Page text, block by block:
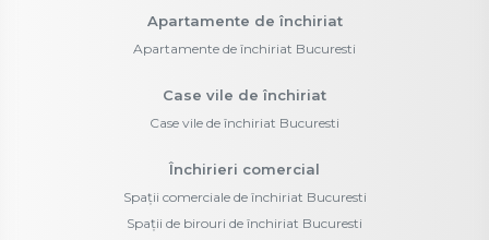
Apartamente de închiriat
Apartamente de închiriat Bucuresti
Case vile de închiriat
Case vile de închiriat Bucuresti
Închirieri comercial
Spații comerciale de închiriat Bucuresti
Spații de birouri de închiriat Bucuresti